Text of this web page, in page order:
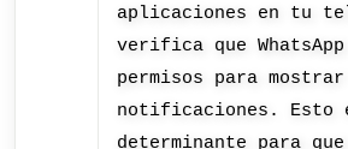
aplicaciones en tu
verifica que
permisos para mostrar
notificaciones. Esto
determinante para